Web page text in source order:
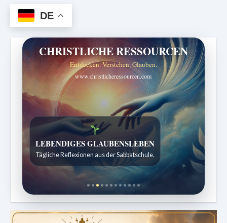
DE
CHRISTLICHE RESSOURCEN
Entdecken. Verstehen. Glauben.
www.christlicheressourcen.com
Bibelgeschichten zum Staunen
Kindergeschichten für 7 bis 12 Jahre.